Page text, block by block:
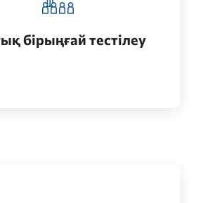
бірыңғай тестілеу
(бакалавриат)
Өту